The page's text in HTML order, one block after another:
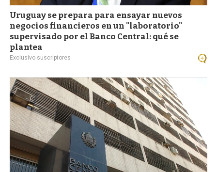
Uruguay se prepara para ensayar nuevos
negocios financieros en un "laboratorio"
supervisado por el Banco Central: qué se
plantea
Exclusivo suscriptores